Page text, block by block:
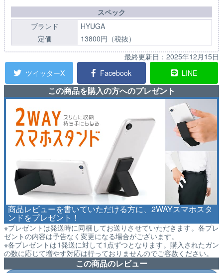
スペック
ブランド
HYUGA
定価
13800円（税抜）
最終更新日： 2025年12月15日
ツイッターX
Facebook LINE
この商品を購入の方へのプレゼント
商品レビューを書いていただける方に、2WAYスマホスタ
ンドをプレゼント！
※プレゼントは発送時に同梱してお送りさせていただきます。各プレ
ゼントの内容は予告なく変更になる場合がございます。
※各プレゼントは1発送に対して1点ずつとなります。購入されたガン
の数に応じて増やす対応は行っておりませんのでご容赦ください。
この商品のレビュー